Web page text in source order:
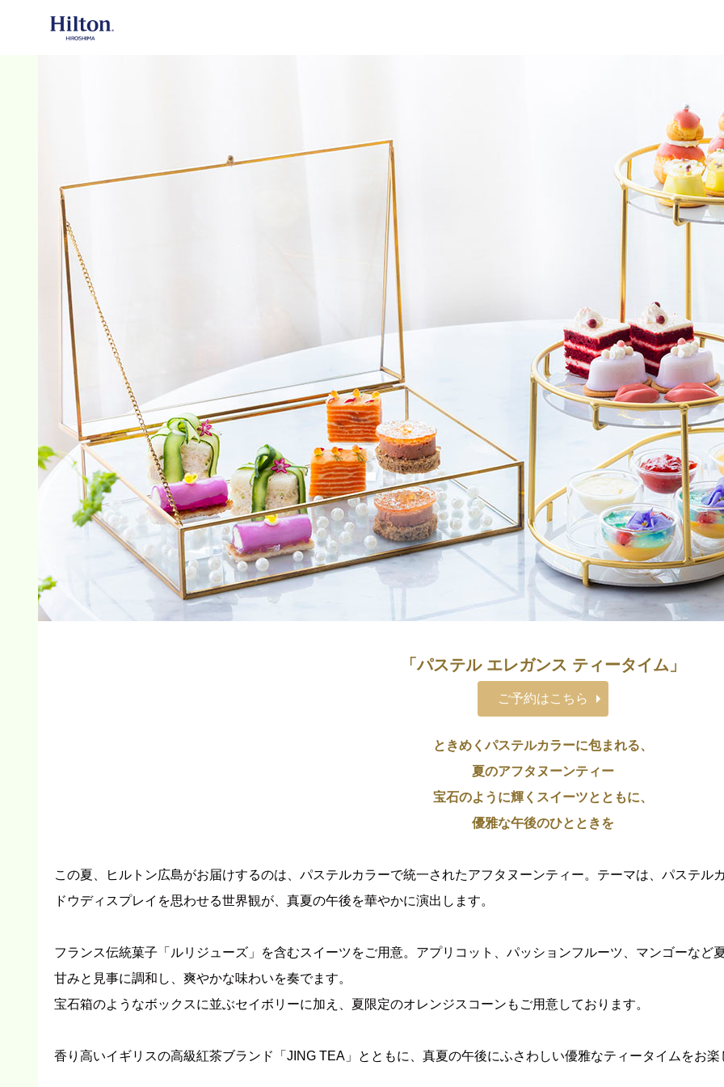
「パステル エレガンス ティータイム」
ご予約はこちら
ときめくパステルカラーに包まれる、
夏のアフタヌーンティー
宝石のように輝くスイーツとともに、
優雅な午後のひとときを
この夏、ヒルトン広島がお届けするのは、パステルカラーで統一されたアフタヌーンティー。テーマは、パステル
ドウディスプレイを思わせる世界観が、真夏の午後を華やかに演出します。
フランス伝統菓子「ルリジューズ」を含むスイーツをご用意。アプリコット、パッションフルーツ、マンゴーなど
甘みと見事に調和し、爽やかな味わいを奏でます。
宝石箱のようなボックスに並ぶセイボリーに加え、夏限定のオレンジスコーンもご用意しております。
香り高いイギリスの高級紅茶ブランド「JING TEA」とともに、真夏の午後にふさわしい優雅なティータイムをお